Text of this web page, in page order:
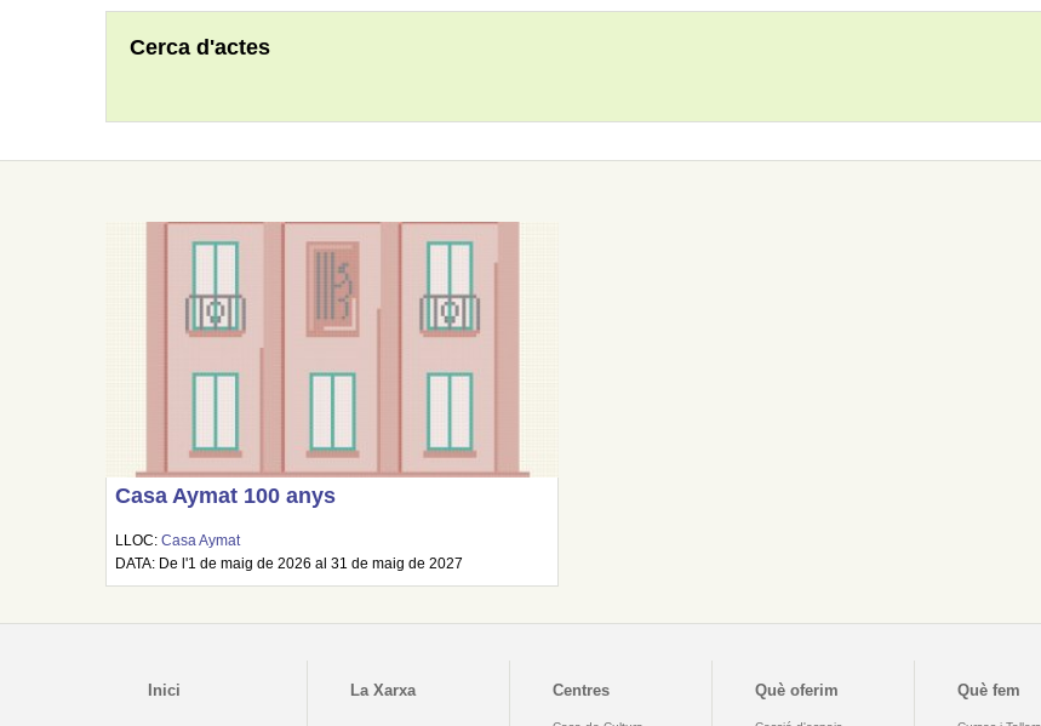
Cerca d'actes
Casa Aymat 100 anys
LLOC:Casa Aymat
DATA: De l'1 de maig de 2026 al 31 de maig de 2027
Inici La Xarxa Centres Què oferim Què fem